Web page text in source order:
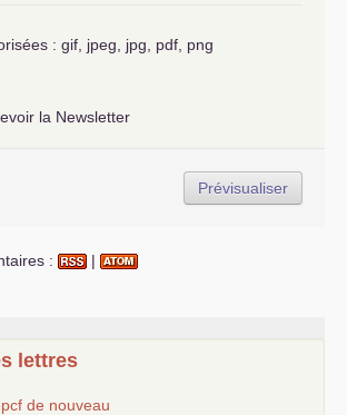
: gif, jpeg, jpg, pdf, png
la Newsletter
: |
lettres
de nouveau